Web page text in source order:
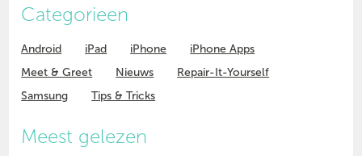
Categorieen
Android iPad iPhone
iPhone Apps
Meet & Greet
Nieuws
Repair-It-Yourself
Samsung
Tips & Tricks
Meest gelezen